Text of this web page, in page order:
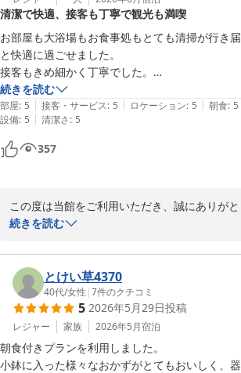
2026-07-16
また、お子様へのプレゼントにつきましてもお
で嬉しく思います。ご家族皆様の旅の思い出
したら幸いです。
そして、「特別な宿として心に残ることができ
は、私どもにとって何より嬉しいお言葉でご
次回はぜひ、お食事付きのプランでも当館自慢
いただければ幸いです。
また皆様にお会いできます日を、スタッフ一
ホテル渚館
熱海温泉 熱海 ホテル渚館
2026-07-05
清潔で快適、接客も丁寧で観光も満喫
お部屋も大浴場もお食事処もとても清掃が行き
と快適に過ごせました。
接客もきめ細かく丁寧でした。
熱海駅からは少し離れていますが、目の前にバス
も良く、近くに飲食店や熱海プリンのお店もある
す！
続きを読む
部屋: 5 | 接客・サービス: 5 | ロケーション: 5 | 朝食: 5
設備: 5 | 清潔さ: 5
357
この度は当館をご利用いただき、誠にありがと
快適に過ごせた」とのお言葉を頂戴し、大変
より清潔で快適な空間づくりを心掛けており
お言葉を頂き何よりの励みでございます。
当館の立地は熱海駅からは少し距離がございま
停や周辺の観光・飲食スポットをご活用いただ
されたご様子を伺い、大変嬉しく思います。
続きを読む
とけい草4370
40代/女性 |7件のクチコミ
5 2026年5月29日投稿
レジャー 家族 2026年5月宿泊
朝食付きプランを利用しました。
小鉢に入った様々なおかずがとてもおいしく、器